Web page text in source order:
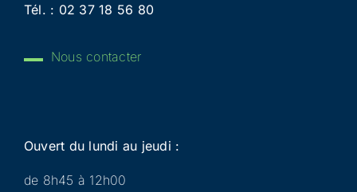
Tél. : 02 37 18 56 80
Nous contacter
Ouvert du lundi au jeudi :
de 8h45 à 12h00